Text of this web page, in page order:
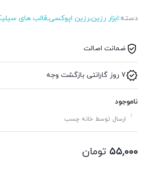
دسته:ابزار رزین,رزین اپوکسی,قالب های
ضمانت اصالت
7 روز گارانتی بازگشت وجه
ناموجود
ارسال توسط خانه چسب
۵۵,۰۰۰ تومان